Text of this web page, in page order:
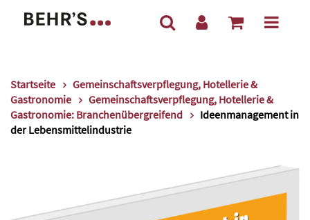
Startseite
Gemeinschaftsverpflegung, Hotellerie &
Gastronomie
Gemeinschaftsverpflegung, Hotellerie &
Gastronomie: Branchenübergreifend
Ideenmanagement in
der Lebensmittelindustrie